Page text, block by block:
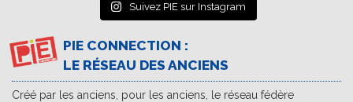
Suivez PIE sur Instagram
PIE CONNECTION :
LE RÉSEAU DES ANCIENS
Créé par les anciens, pour les anciens, le réseau fédère